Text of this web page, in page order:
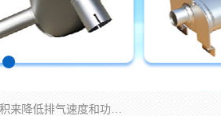
消音器主要用于降低机械设备或枪械等产生的噪声。它通过阻尼或增加排气面积来降低排气速度和功率，从而降低噪声。常见的消音器类型包括阻性消声器、抗性消声器、共振消声器以及阻抗复合式消声器等。这些消音器各有特点，适用于不同频率的噪声消除。